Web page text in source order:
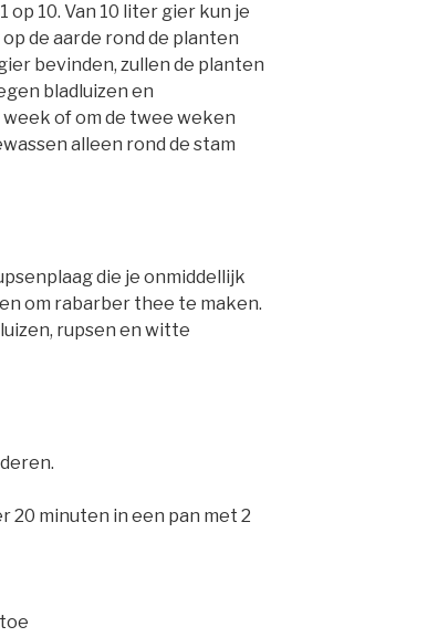
10. Van 10 liter gier kun je
de aarde rond de planten
bevinden, zullen de planten
bladluizen en
of om de twee weken
alleen rond de stam
die je onmiddellijk
om rabarber thee te maken.
rupsen en witte
20 minuten in een pan met 2